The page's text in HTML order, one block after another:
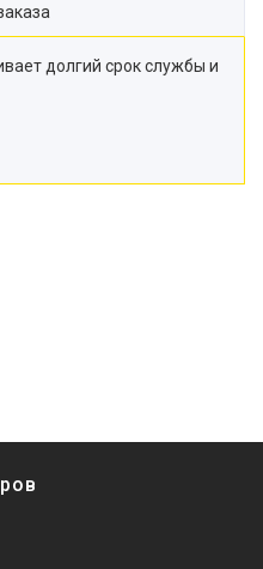
долгий срок службы и